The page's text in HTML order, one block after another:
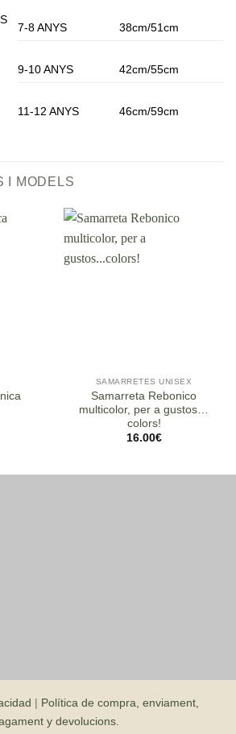
7-8 ANYS 38cm/51cm
9-10 ANYS 42cm/55cm
11-12 ANYS 46cm/59cm
I MODELS
SAMARRETES UNISEX
Samarreta Rebonico
multicolor, per a gustos…
colors!
16.00€
| Política de compra, enviament,
y devolucions.